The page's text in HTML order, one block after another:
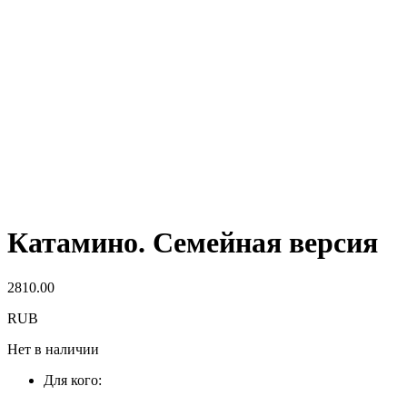
Катамино. Семейная версия
2810.00
RUB
Нет в наличии
Для кого: